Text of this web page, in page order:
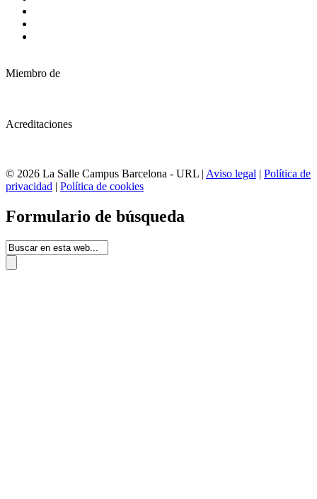
Miembro de
Acreditaciones
© 2026 La Salle Campus Barcelona - URL | Aviso legal | Política de
privacidad | Política de cookies
Formulario de búsqueda